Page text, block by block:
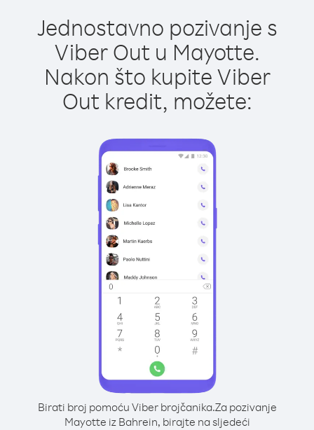
Jednostavno pozivanje s
Viber Out u Mayotte.
Nakon što kupite Viber
Out kredit, možete:
Birati broj pomoću Viber brojčanika.Za pozivanje
Mayotte iz Bahrein, birajte na sljedeći